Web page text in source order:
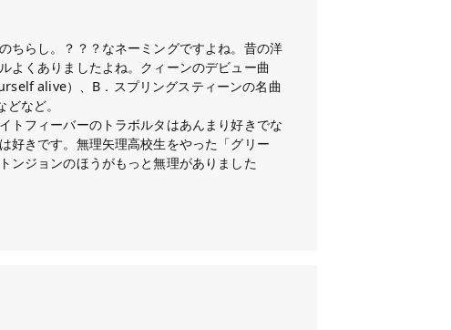
ちらし。？？？なネーミングですよね。昔の洋
よくありましたよね。クィーンのデビュー曲
alive）、B．スプリングスティーンの名曲
など。
トフィーバーのトラボルタはあんまり好きでな
好きです。無理矢理高校生をやった「グリー
ンジョンのほうがもっと無理がありました